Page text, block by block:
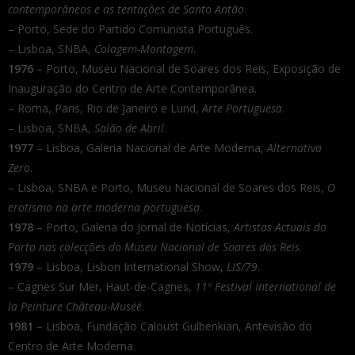
contemporâneos e as tentações de Santo Antão.
– Porto, Sede do Partido Comunista Português.
– Lisboa, SNBA, Colagem-Montagem.
1976 – Porto, Museu Nacional de Soares dos Reis, Exposição de
Inauguração do Centro de Arte Contemporânea.
– Roma, Paris, Rio de Janeiro e Lund,Arte Portuguesa.
– Lisboa, SNBA, Salão de Abril.
1977 – Lisboa, Galeria Nacional de Arte Moderna,Alternativa
Zero.
– Lisboa, SNBA e Porto, Museu Nacional de Soares dos Reis, O
erotismo na arte moderna portuguesa.
1978 – Porto, Galeria do Jornal de Notícias,Artistas Actuais do
Porto nas colecções do Museu Nacional de Soares dos Reis.
1979 – Lisboa, Lisbon International Show, LIS/79.
– Cagnes Sur Mer, Haut-de-Cagnes, 11º Festival International de
la Peinture Château-Muséé.
1981 – Lisboa, Fundação Caloust Gulbenkian, Antevisão do
Centro de Arte Moderna.